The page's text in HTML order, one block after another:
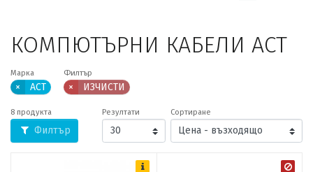
КОМПЮТЪРНИ КАБЕЛИ ACT
Марка
× ACT
Филтър
× ИЗЧИСТИ
8 продукта
Филтър
Резултати Сортиране